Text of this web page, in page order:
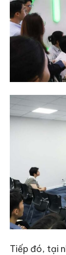
Tiếp đó, tại